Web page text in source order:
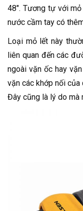
48″. Tương tự với
nước cầm tay có
Loại mỏ lết này
liên quan đến các
ngoài vặn ốc hay
vặn các khớp nối của
Đây cũng là lý do mà